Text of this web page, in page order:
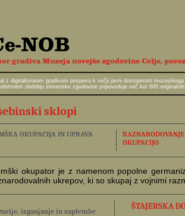
z digitaliziranim gradivom prispeva k večji javni dostopnosti
obdobju slovenske zgodovine pripoveduje več kot 600
sklopi
OKUPACIJA IN UPRAVA
OKUPACIJO
okupator je z namenom popolne
ukrepov, ki so skupaj z vojnimi
izganjanje in zaplembe
ŠTAJERSKA